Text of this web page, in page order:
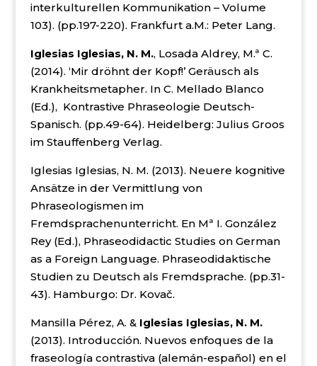
interkulturellen Kommunikation– Volume
103). (pp.197-220). Frankfurt a.M.: Peter Lang.
Iglesias Iglesias, N. M., Losada Aldrey, M.ª C.
(2014). ‘Mir dröhnt der Kopf!’ Geräusch als
Krankheitsmetapher. In C. Mellado Blanco
(Ed.), Kontrastive Phraseologie Deutsch-
Spanisch. (pp.49-64). Heidelberg: Julius Groos
im Stauffenberg Verlag.
Iglesias Iglesias, N. M. (2013). Neuere kognitive
Ansätze in der Vermittlung von
Phraseologismen im
Fremdsprachenunterricht. En Mª I. González
Rey (Ed.), Phraseodidactic Studies on German
as a Foreign Language. Phraseodidaktische
Studien zu Deutsch als Fremdsprache. (pp.31-
43). Hamburgo: Dr. Kovač.
Mansilla Pérez, A. & Iglesias Iglesias, N. M.
(2013). Introducción. Nuevos enfoques de la
fraseología contrastiva (alemán-español) en el